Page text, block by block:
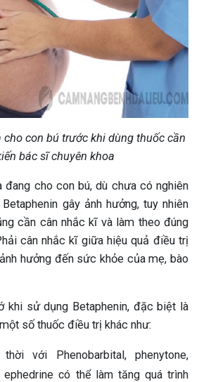
con bú trước khi dùng thuốc cần
bác sĩ chuyên khoa
cho con bú, dù chưa có nghiên
gây ảnh hưởng, tuy nhiên
cần cân nhắc kĩ và làm theo đúng
cân nhắc kĩ giữa hiệu quả điều trị
hưởng đến sức khỏe của mẹ, bào
khi sử dụng Betaphenin, đặc biệt là
số thuốc điều trị khác như:
với Phenobarbital, phenytone,
có thể làm tăng quá trình